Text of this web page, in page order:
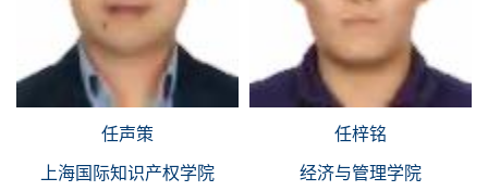
任声策
上海国际知识产权学院
任梓铭
经济与管理学院